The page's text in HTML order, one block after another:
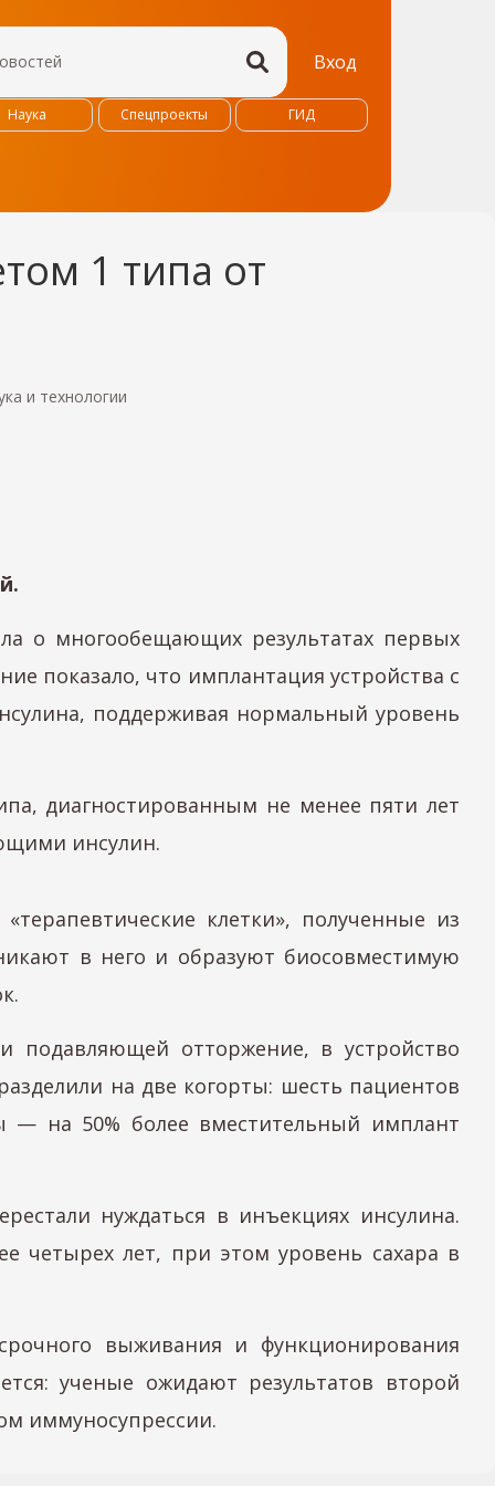
Вход
Наука Спецпроекты ГИД
1 типа от
и технологии
о многообещающих результатах первых
показало, что имплантация устройства с
поддерживая нормальный уровень
диагностированным не менее пяти лет
инсулин.
клетки», полученные из
в него и образуют биосовместимую
подавляющей отторжение, в устройство
на две когорты: шесть пациентов
— на 50% более вместительный имплант
нуждаться в инъекциях инсулина.
четырех лет, при этом уровень сахара в
выживания и функционирования
ученые ожидают результатов второй
иммуносупрессии.